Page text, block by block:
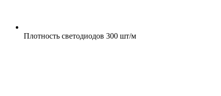
Плотность светодиодов 300 шт/м